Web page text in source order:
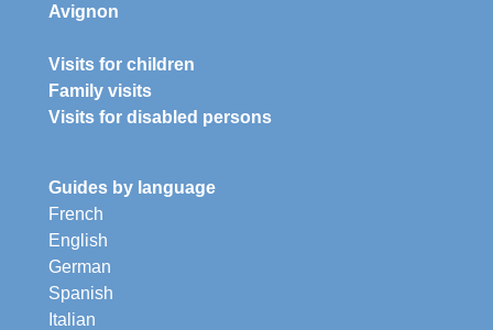
Avignon
Visits for children
Family visits
Visits for disabled persons
Guides by language
French
English
German
Spanish
Italian